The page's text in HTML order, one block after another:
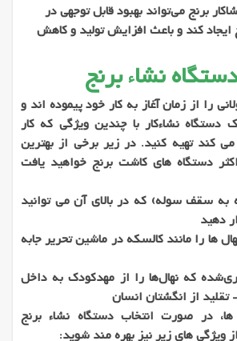
برنج می‌تواند بهبود قابل توجهی در
ایجاد کند و باعث افزایش تولید و کاهش
نشاء برنج
را از زمان آغاز به کار خود پیموده اند و
دستگاه نشاءکار با چندین ویژگی که کار
کند تهیه کنید. در زیر برخی از بهترین
دستگاه های کاشت برنج خواهید یافت
سقف سوله) که در بالای آن می توانید
دهید
ها را مانند کالسکه در ماشین تحریر جابه
که نهال‌ها را از مهدکودک به داخل
از انگشتان انسان
در صورت انتخاب دستگاه نشاء برنج
ویژگی های زیر نیز بهره مند شوید: